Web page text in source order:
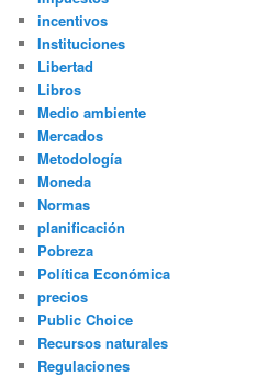
incentivos
Instituciones
Libertad
Libros
Medio ambiente
Mercados
Metodología
Moneda
Normas
planificación
Pobreza
Política Económica
precios
Public Choice
Recursos naturales
Regulaciones